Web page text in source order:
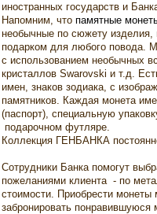
иностранных государств и
Напомним, что памятные
необычные по сюжету изделия,
подарком для любого повода.
с использованием необычных
кристаллов Swarovski и т.д.
имен, знаков зодиака, с
памятников. Каждая монета
(паспорт), специальную
подарочном футляре.
Коллекция ГЕНБАНКА
Сотрудники Банка помогут
пожеланиями клиента - по
стоимости. Приобрести
забронировать